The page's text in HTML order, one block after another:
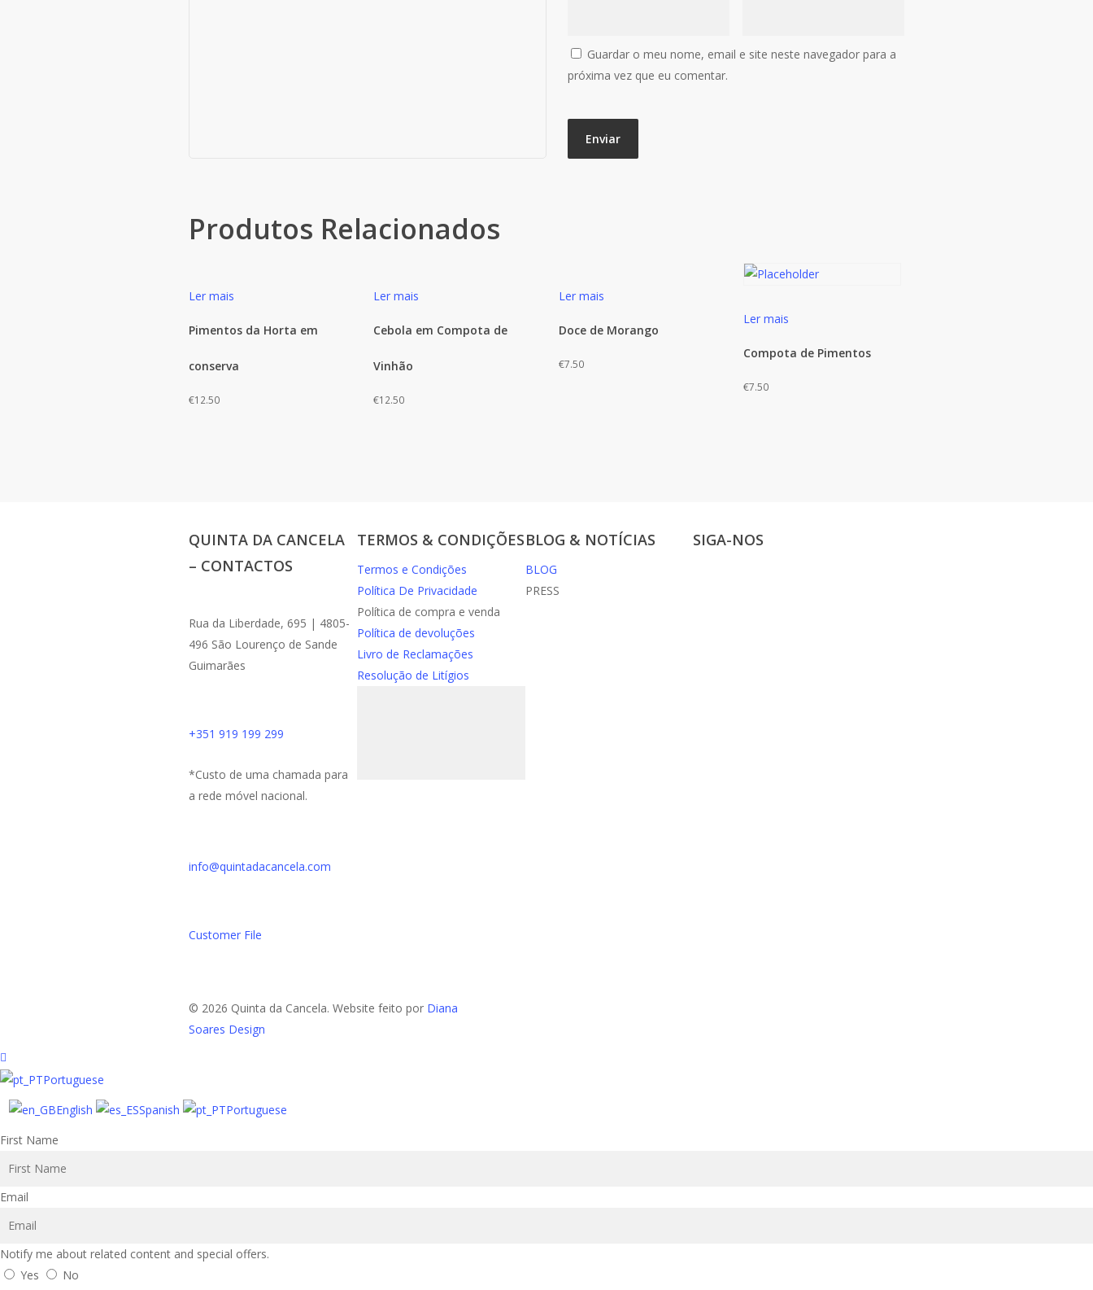
Guardar o meu nome, email e site neste navegador para a
próxima vez que eu comentar.
Produtos Relacionados
Ler mais
Pimentos da Horta em
conserva
€12.50
Ler mais
Cebola em Compota de
Vinhão
€12.50
Ler mais
Doce de Morango
€7.50
Ler mais
Compota de Pimentos
€7.50
QUINTA DA CANCELA
– CONTACTOS
Rua da Liberdade, 695 | 4805-
496 São Lourenço de Sande
Guimarães
+351 919 199 299
*Custo de uma chamada para
a rede móvel nacional.
info@quintadacancela.com
Customer File
TERMOS & CONDIÇÕES
Termos e Condições
Política De Privacidade
Política de compra e venda
Política de devoluções
Livro de Reclamações
Resolução de Litígios
BLOG & NOTÍCIAS
BLOG
PRESS
SIGA-NOS
© 2026 Quinta da Cancela. Website feito por Diana
Soares Design
Portuguese
English
Spanish
Portuguese
First Name
Email
Notify me about related content and special offers.
Yes
No